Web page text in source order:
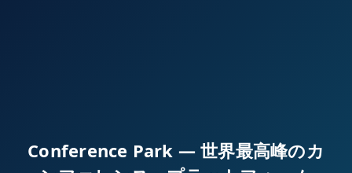
Conference Park — 世界最高峰のカ